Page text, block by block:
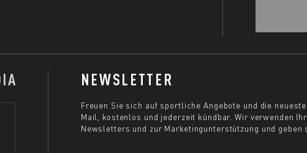
NEWSLETTER
Freuen Sie sich auf sportliche Angebote und die
Mail, kostenlos und jederzeit kündbar. Wir verwenden
Newsletters und zur Marketingunterstützung und geben